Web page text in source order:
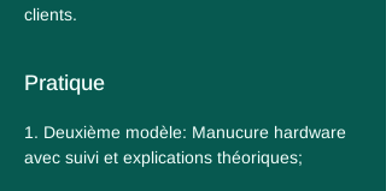
clients.
Pratique
1. Deuxième modèle: Manucure hardware
avec suivi et explications théoriques;